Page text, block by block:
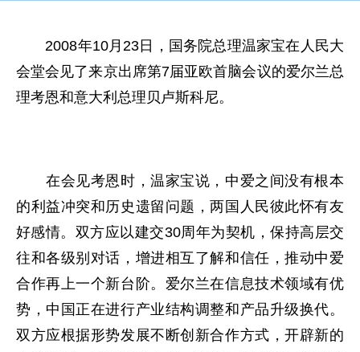
2008年10月23日，国务院总理温家宝在人民大
会堂会见了来京出席第7届亚欧首脑会议的爱尔兰总
理考恩和意大利总理贝卢斯科尼。
在会见考恩时，温家宝说，中爱之间没有根本
的利益冲突和历史遗留问题，两国人民彼此怀有友
好感情。双方应以建交30周年为契机，保持高层交
往和各级别对话，增进相互了解和信任，推动中爱
合作再上一个新台阶。爱尔兰在信息技术领域有优
势，中国正在进行产业结构调整和产品升级换代。
双方应根据形势发展不断创新合作方式，开辟新的